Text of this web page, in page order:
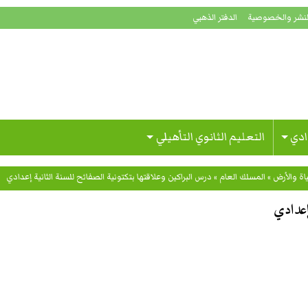
والخصوصية الدفتر الذهبي
التعليم الثانوي التأهيلي
والأرض »المسلك العام » درس البراكين وعلاقتها بتكتونية الصفائح للسنة الثانية إعدادي